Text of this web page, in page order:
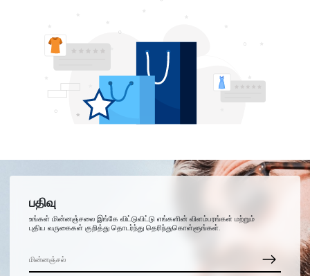
பதிவு
உங்கள் மின்னஞ்சலை இங்கே விட்டுவிட்டு எங்களின் விளம்பரங்கள் மற்றும்
புதிய வருகைகள் குறித்து தொடர்ந்து தெரிந்துகொள்ளுங்கள்.